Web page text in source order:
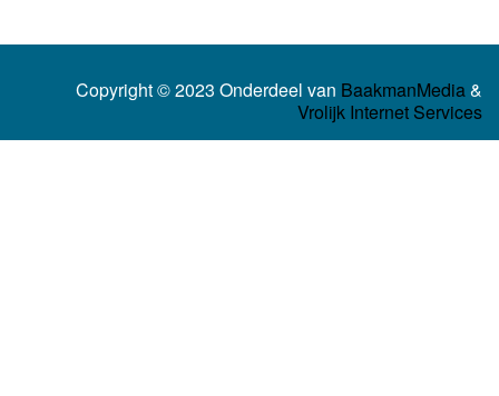
Copyright © 2023 Onderdeel van BaakmanMedia&
Vrolijk Internet Services